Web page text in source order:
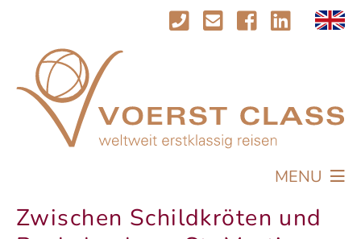
MENU
REISEN
PROFIL
Zwischen Schildkröten und